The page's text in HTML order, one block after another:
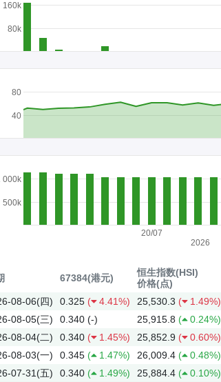
20/07
80k
160k
40
80
500k
000k
2026
67384(港元)
恒生指数(HSI)
价格(点)
08-06(四) 0.325 ( 4.41%) 25,530.3 ( 1.49%)
08-05(三)
0.340 (-) 25,915.8 ( 0.24%)
08-04(二)
0.340 ( 1.45%) 25,852.9 ( 0.60%)
08-03(一)
0.345 ( 1.47%) 26,009.4 ( 0.48%)
07-31(五)
0.340 ( 1.49%) 25,884.4 ( 0.10%)